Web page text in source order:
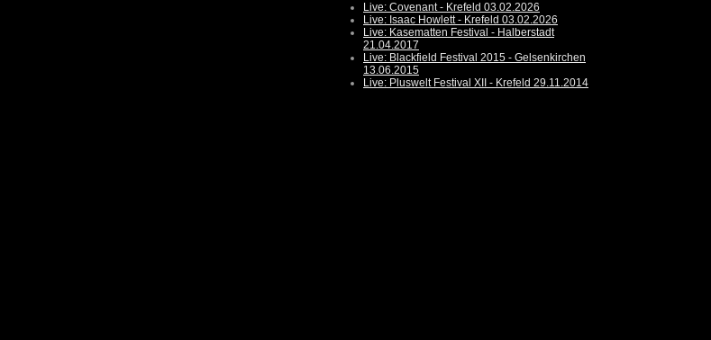
Live: Covenant - Krefeld 03.02.2026
Live: Isaac Howlett - Krefeld 03.02.2026
Live: Kasematten Festival - Halberstadt
21.04.2017
Live: Blackfield Festival 2015 - Gelsenkirchen
13.06.2015
Live: Pluswelt Festival XII - Krefeld 29.11.2014